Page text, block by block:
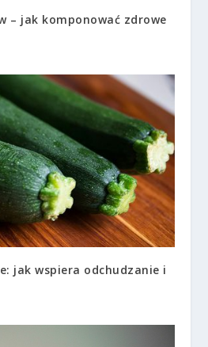
– jak komponować zdrowe
jak wspiera odchudzanie i